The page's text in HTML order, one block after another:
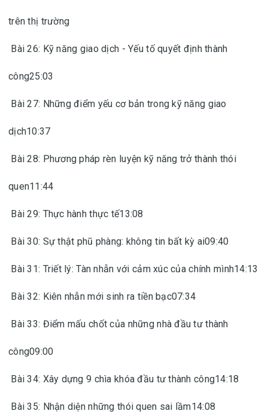
trên thị trường
Bài 26: Kỹ năng giao dịch - Yếu tố quyết định thành
công25:03
Bài 27: Những điểm yếu cơ bản trong kỹ năng giao
dịch10:37
Bài 28: Phương pháp rèn luyện kỹ năng trở thành thói
quen11:44
Bài 29: Thực hành thực tế13:08
Bài 30: Sự thật phũ phàng: không tin bất kỳ ai09:40
Bài 31: Triết lý: Tàn nhẫn với cảm xúc của chính mình14:13
Bài 32: Kiên nhẫn mới sinh ra tiền bạc07:34
Bài 33: Điểm mấu chốt của những nhà đầu tư thành
công09:00
Bài 34: Xây dựng 9 chìa khóa đầu tư thành công14:18
Bài 35: Nhận diện những thói quen sai lầm14:08